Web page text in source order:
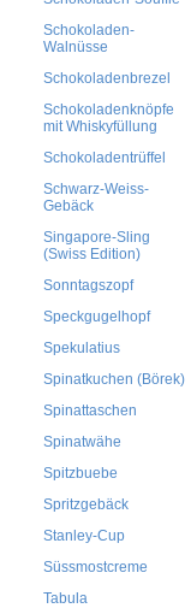
Schokoladen-
Walnüsse
Schokoladenbrezel
Schokoladenknöpfe
mit Whiskyfüllung
Schokoladentrüffel
Schwarz-Weiss-
Gebäck
Singapore-Sling
(Swiss Edition)
Sonntagszopf
Speckgugelhopf
Spekulatius
Spinatkuchen (Börek)
Spinattaschen
Spinatwähe
Spitzbuebe
Spritzgebäck
Stanley-Cup
Süssmostcreme
Tabula